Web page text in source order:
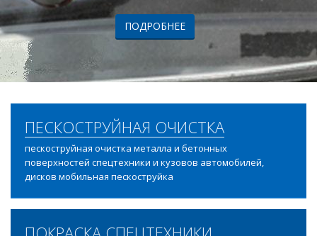
ПОДРОБНЕЕ
ПЕСКОСТРУЙНАЯ ОЧИСТКА
пескоструйная очистка металла и бетонных
поверхностей спецтехники и кузовов автомобилей,
дисков мобильная пескоструйка